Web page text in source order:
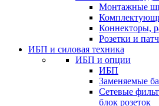
Монтажные
Коннекторы,
Розетки и
ИБП и силовая техника
ИБП и опции
ИБП
Заменяемые
Сетевые
блок розеток